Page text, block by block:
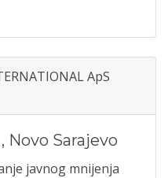
ApS
, Novo Sarajevo
javnog mnijenja